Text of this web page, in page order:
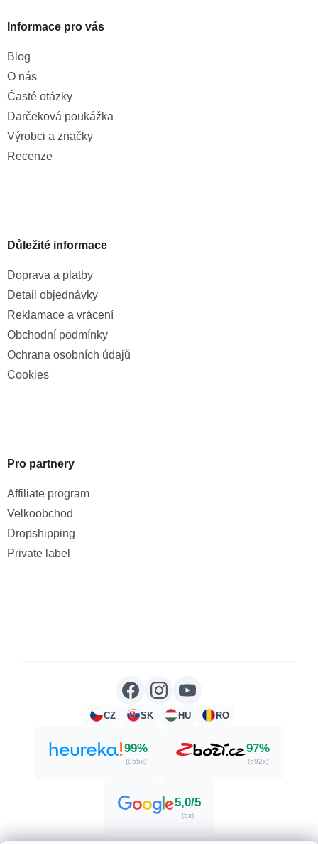
Informace pro vás
Blog
O nás
Časté otázky
Darčeková poukážka
Výrobci a značky
Recenze
Důležité informace
Doprava a platby
Detail objednávky
Reklamace a vrácení
Obchodní podmínky
Ochrana osobních údajů
Cookies
Pro partnery
Affiliate program
Velkoobchod
Dropshipping
Private label
CZ SK HU RO
99%
(855x)
97%
(692x)
5,0/5
(5x)